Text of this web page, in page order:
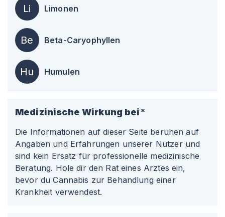
Li Limonen
Be Beta-Caryophyllen
Hu Humulen
Medizinische Wirkung bei*
Die Informationen auf dieser Seite beruhen auf
Angaben und Erfahrungen unserer Nutzer und
sind kein Ersatz für professionelle medizinische
Beratung. Hole dir den Rat eines Arztes ein,
bevor du Cannabis zur Behandlung einer
Krankheit verwendest.